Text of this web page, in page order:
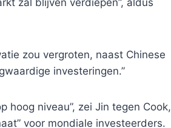
zou vergroten, naast Chinese
investeringen.”
hoog niveau”, zei Jin tegen Cook,
voor mondiale investeerders.